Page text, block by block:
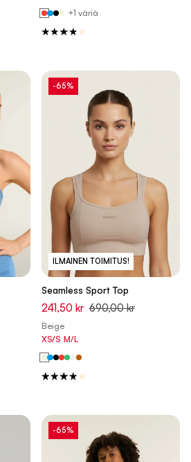
+1 väriä
ILMAINEN TOIMITUS!
-65%
Seamless Sport Top
241,50 kr 690,00 kr
Beige
XS/S M/L
-65%